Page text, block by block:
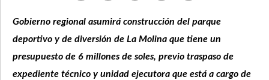
Gobierno regional asumirá construcción del parque
deportivo y de diversión de La Molina que tiene un
presupuesto de 6 millones de soles, previo traspaso de
expediente técnico y unidad ejecutora que está a cargo de